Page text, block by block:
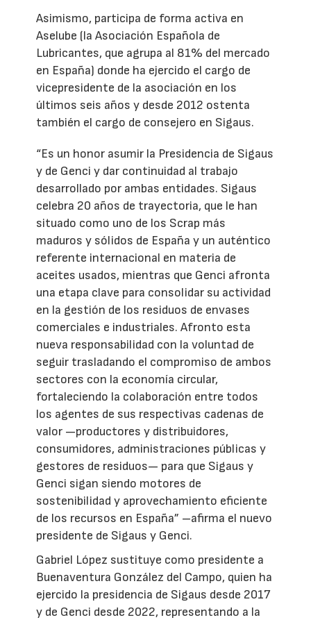
Asimismo, participa de forma activa en
Aselube (la Asociación Española de
Lubricantes, que agrupa al 81% del mercado
en España) donde ha ejercido el cargo de
vicepresidente de la asociación en los
últimos seis años y desde 2012 ostenta
también el cargo de consejero en Sigaus.
“Es un honor asumir la Presidencia de Sigaus
y de Genci y dar continuidad al trabajo
desarrollado por ambas entidades. Sigaus
celebra 20 años de trayectoria, que le han
situado como uno de los Scrap más
maduros y sólidos de España y un auténtico
referente internacional en materia de
aceites usados, mientras que Genci afronta
una etapa clave para consolidar su actividad
en la gestión de los residuos de envases
comerciales e industriales. Afronto esta
nueva responsabilidad con la voluntad de
seguir trasladando el compromiso de ambos
sectores con la economía circular,
fortaleciendo la colaboración entre todos
los agentes de sus respectivas cadenas de
valor —productores y distribuidores,
consumidores, administraciones públicas y
gestores de residuos— para que Sigaus y
Genci sigan siendo motores de
sostenibilidad y aprovechamiento eficiente
de los recursos en España” –afirma el nuevo
presidente de Sigaus y Genci.
Gabriel López sustituye como presidente a
Buenaventura González del Campo, quien ha
ejercido la presidencia de Sigaus desde 2017
y de Genci desde 2022, representando a la